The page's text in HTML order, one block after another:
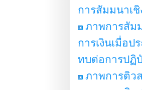
การสัมมนาเ
ภาพการสัม
การเงินเมื่อป
ทบต่อการปฏิ
ภาพการติว